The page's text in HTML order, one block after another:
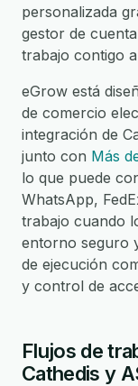
personalizada
gestor de
trabajo contigo
eGrow está
de comercio
integración de
junto con Más
lo que puede
WhatsApp,
trabajo cuando
entorno seguro
de ejecución
y control de
Flujos de
Cathedis y